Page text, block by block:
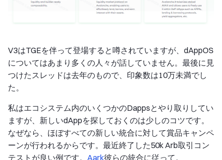
V3はTGEを伴って登場すると噂されていますが、dAppOS
についてはあまり多くの人々が話していません。最後に見
つけたスレッドは去年のもので、印象数は10万未満でし
た。
私はエコシステム内のいくつかのDappsとやり取りしてい
ますが、新しいdAppを探しておくのは少しのコツです。
なぜなら、ほぼすべての新しい統合に対して賞品キャンペ
ーンが行われるからです。最近終了した50k Arb取引コン
テストが良い例です。 Aark彼らの統合に従って。